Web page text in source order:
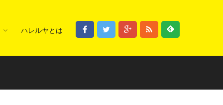
ハレルヤとは